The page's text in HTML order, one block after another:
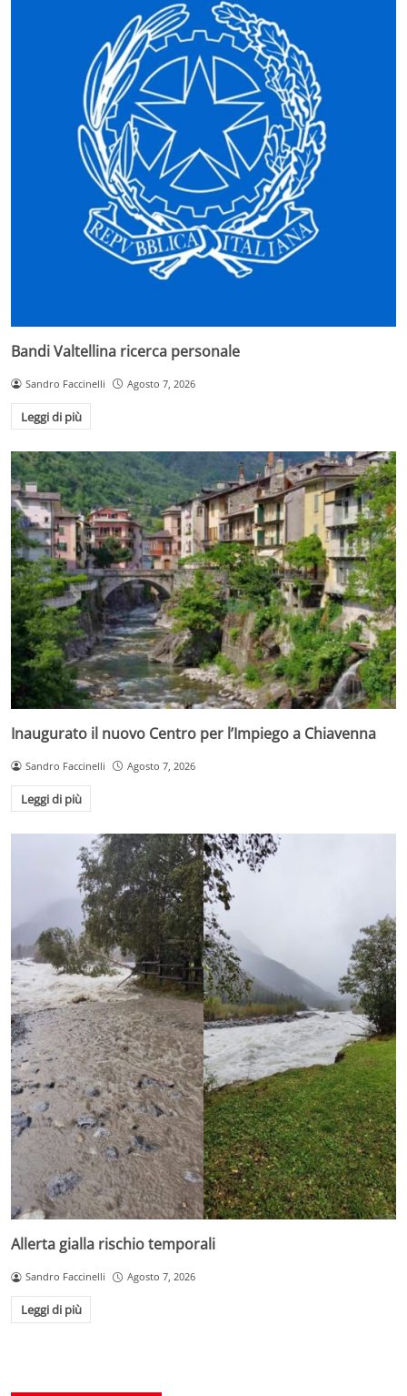
Bandi Valtellina ricerca personale
Sandro Faccinelli Agosto 7, 2026
Leggi di più
Inaugurato il nuovo Centro per l’Impiego a Chiavenna
Sandro Faccinelli Agosto 7, 2026
Leggi di più
Allerta gialla rischio temporali
Sandro Faccinelli Agosto 7, 2026
Leggi di più